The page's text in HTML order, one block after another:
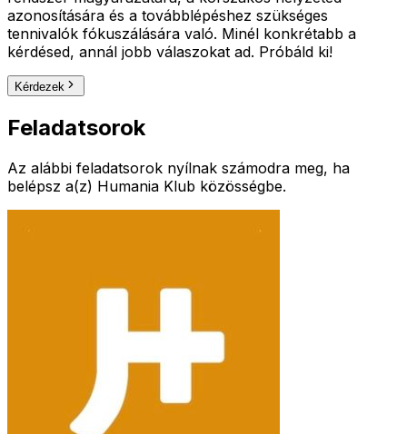
azonosítására és a továbblépéshez szükséges
tennivalók fókuszálására való. Minél konkrétabb a
kérdésed, annál jobb válaszokat ad. Próbáld ki!
Kérdezek
Feladatsorok
Az alábbi feladatsorok nyílnak számodra meg, ha
belépsz a(z) Humania Klub közösségbe.